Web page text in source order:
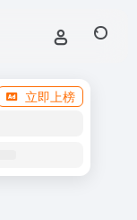
立即上榜